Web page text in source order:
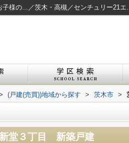
茨木市新堂３丁目 新築
(戸建(売買))地域から探す > 茨木市 >
堂３丁目 新築戸建